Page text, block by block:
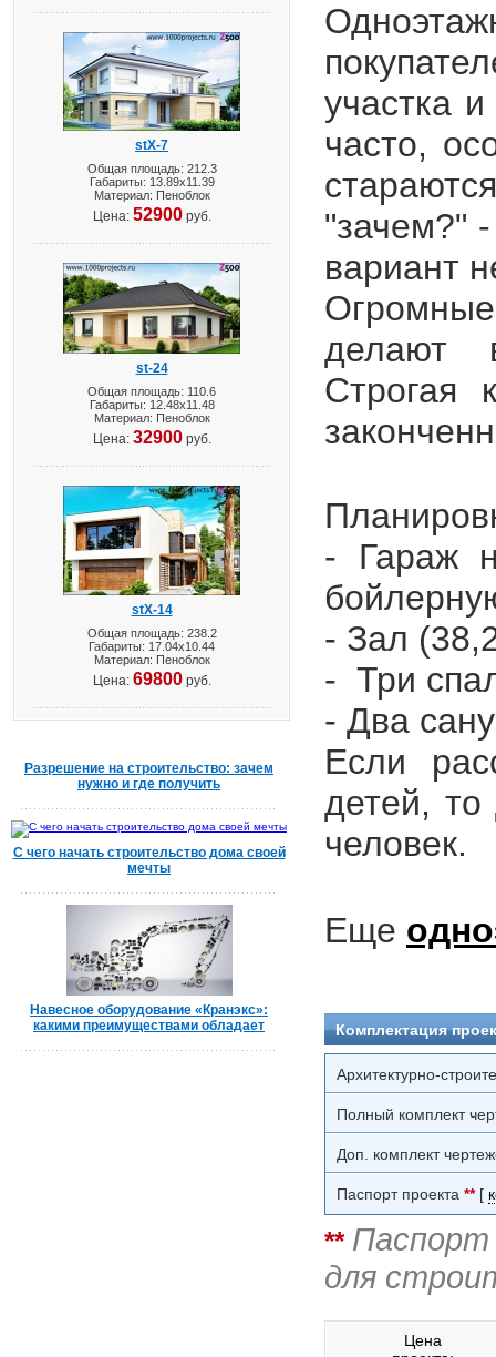
stX-7
Общая площадь: 212.3
Габариты: 13.89х11.39
Материал: Пеноблок
Цена: 52900руб.
st-24
Общая площадь: 110.6
Габариты: 12.48х11.48
Материал: Пеноблок
Цена: 32900руб.
stX-14
Общая площадь: 238.2
Габариты: 17.04х10.44
Материал: Пеноблок
Цена: 69800руб.
Разрешение на строительство: зачем
нужно и где получить
С чего начать строительство дома своей
мечты
Навесное оборудование «Кранэкс»:
какими преимуществами обладает
участка
часто,
"зачем?"
вариант
делают
Строгая
- Гараж
- Зал
- Три
- Два
Если
детей,
человек.
Еще
Комплектация
Архитектурно-
Полный комплект
Доп. комплект
Паспорт проекта **[
** Паспорт
для
Цена